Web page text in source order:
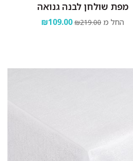
מפת שולחן לבנה גנואה
החל מ ₪219.00
₪109.00